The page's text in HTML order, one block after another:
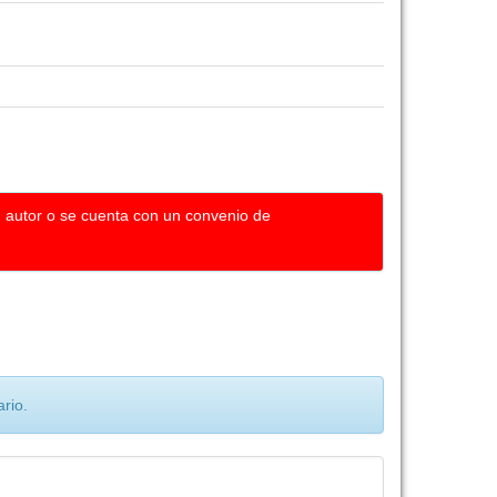
o se cuenta con un convenio de